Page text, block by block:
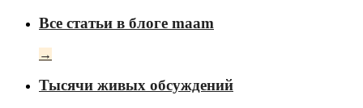
Все статьи в блоге maam
→
Тысячи живых обсуждений